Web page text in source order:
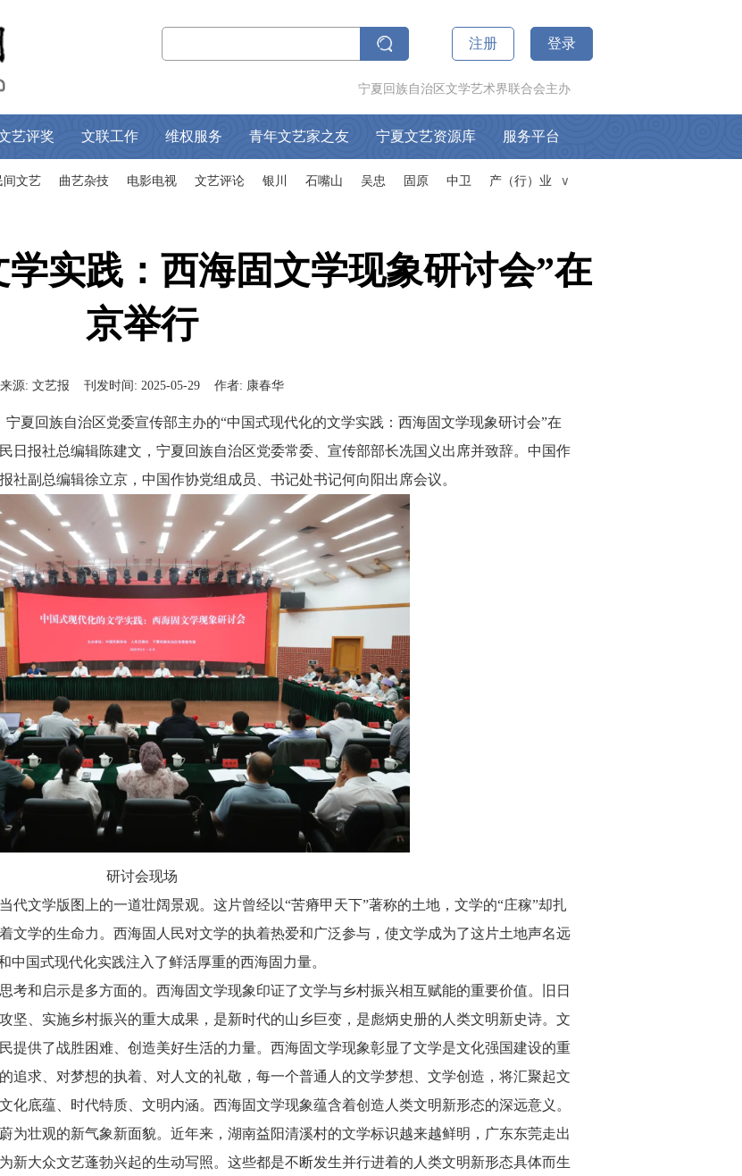
注册 登录
宁夏回族自治区文学艺术界联合会主办
艺评奖 文联工作 维权服务 青年文艺家之友 宁夏文艺资源库 服务平台
间文艺 曲艺杂技 电影电视 文艺评论 银川 石嘴山 吴忠 固原 中卫 产（行）业 ∧
实践：西海固文学现象研讨会”在
京举行
来源: 文艺报 刊发时间: 2025-05-29 作者: 康春华
回族自治区党委宣传部主办的“中国式现代化的文学实践：西海固文学现象研讨会”在
日报社总编辑陈建文，宁夏回族自治区党委常委、宣传部部长冼国义出席并致辞。中国作
社副总编辑徐立京，中国作协党组成员、书记处书记何向阳出席会议。
研讨会现场
文学版图上的一道壮阔景观。这片曾经以“苦瘠甲天下”著称的土地，文学的“庄稼”却扎
文学的生命力。西海固人民对文学的执着热爱和广泛参与，使文学成为了这片土地声名远
中国式现代化实践注入了鲜活厚重的西海固力量。
和启示是多方面的。西海固文学现象印证了文学与乡村振兴相互赋能的重要价值。旧日
坚、实施乡村振兴的重大成果，是新时代的山乡巨变，是彪炳史册的人类文明新史诗。文
提供了战胜困难、创造美好生活的力量。西海固文学现象彰显了文学是文化强国建设的重
追求、对梦想的执着、对人文的礼敬，每一个普通人的文学梦想、文学创造，将汇聚起文
化底蕴、时代特质、文明内涵。西海固文学现象蕴含着创造人类文明新形态的深远意义。
为壮观的新气象新面貌。近年来，湖南益阳清溪村的文学标识越来越鲜明，广东东莞走出
新大众文艺蓬勃兴起的生动写照。这些都是不断发生并行进着的人类文明新形态具体而生